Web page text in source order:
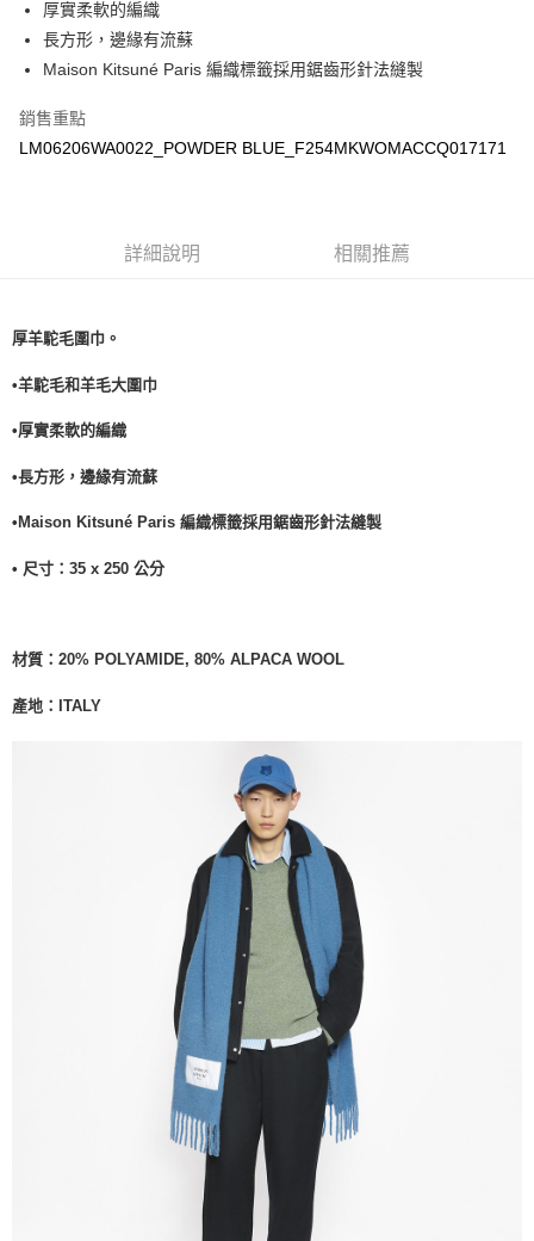
每筆NT$100
付款後7-11取貨
每筆NT$100，滿NT$3,000(含以上)免運費
宅配
每筆NT$100，滿NT$3,000(含以上)免運費
厚實柔軟的編織
長方形，邊緣有流蘇
Maison Kitsuné Paris 編織標籤採用鋸齒形針法縫製
銷售重點
LM06206WA0022_POWDER BLUE_F254MKWOMACCQ017171
詳細說明 相關推薦
厚羊駝毛圍巾。
•羊駝毛和羊毛大圍巾
•厚實柔軟的編織
•長方形，邊緣有流蘇
•Maison Kitsuné Paris 編織標籤採用鋸齒形針法縫製
• 尺寸： 35 x 250 公分
材質： 20% POLYAMIDE, 80% ALPACA WOOL
產地： ITALY